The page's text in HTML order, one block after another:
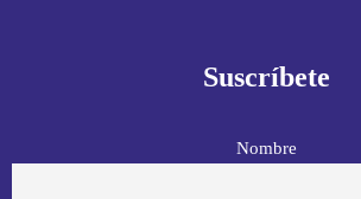
Suscríbete
Nombre